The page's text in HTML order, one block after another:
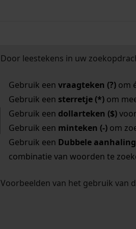
Door leestekens in uw
Gebruik een vraagteken (?)om
Gebruik een sterretje (*)om
Gebruik een dollarteken ($)
Gebruik een minteken (-)om
Gebruik een Dubbele
combinatie van woorden te
Voorbeelden van het gebruik van